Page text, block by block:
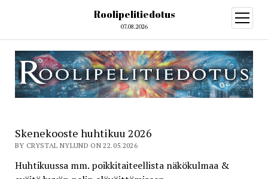
Roolipelitiedotus
07.08.2026
open
menu
Skenekooste huhtikuu 2026
BY CRYSTAL NYLUND ON 22.05.2026
Huhtikuussa mm. poikkitaiteellista näkökulmaa &